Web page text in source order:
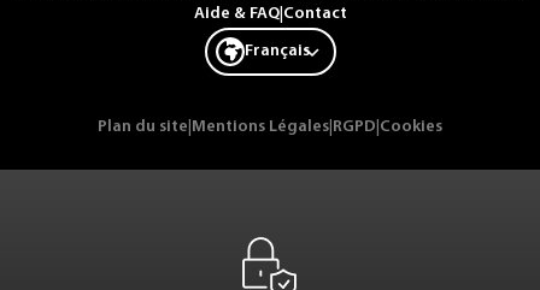
Aide & FAQ| Contact
Français
Plan du site Mentions Légales RGPD Cookies